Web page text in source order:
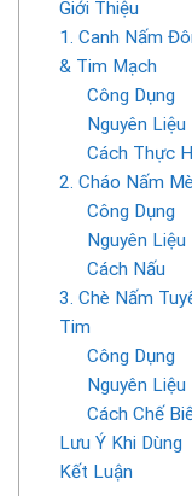
Giới Thiệu
1. Canh Nấm
& Tim Mạch
Công Dụng
Nguyên Liệu
Cách Thực
2. Cháo Nấm
Công Dụng
Nguyên Liệu
Cách Nấu
3. Chè Nấm
Tim
Công Dụng
Nguyên Liệu
Cách Chế
Lưu Ý Khi Dùng
Kết Luận